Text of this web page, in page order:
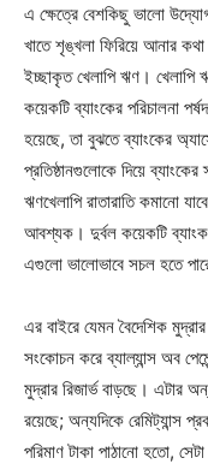
এ ক্ষেত্রে বেশকিছু ভালো
খাতে শৃঙ্খলা ফিরিয়ে আনার
ইচ্ছাকৃত খেলাপি ঋণ। খেলাপি
কয়েকটি ব্যাংকের পরিচালনা
হয়েছে, তা বুঝতে ব্যাংকের
প্রতিষ্ঠানগুলোকে দিয়ে
ঋণখেলাপি রাতারাতি কমানো
আবশ্যক। দুর্বল কয়েকটি
এগুলো ভালোভাবে সচল হতে
এর বাইরে যেমন বৈদেশিক
সংকোচন করে ব্যাল্যান্স অব
মুদ্রার রিজার্ভ বাড়ছে। এটার
রয়েছে; অন্যদিকে রেমিট্যান্স
পরিমাণ টাকা পাঠানো হতো,